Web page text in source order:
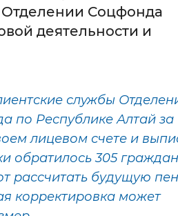
С засечками
между буквами
Цвет сайта
Синий фон
Изображения
Отделении Соцфонда
деятельности и
службы
по Республике Алтай за
лицевом счете и
обратилось 305
рассчитать будущую
корректировка может